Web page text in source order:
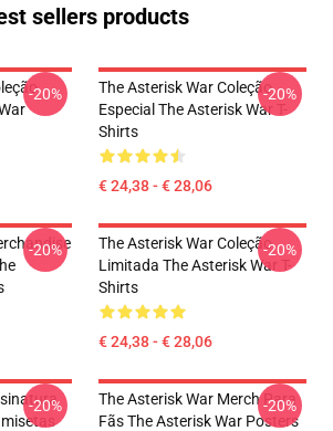
sellers products
-20%
The Asterisk War Coleção
Especial The Asterisk War T-
Shirts
€ 24,38 - € 28,06
-20%
-20%
The Asterisk War Coleção
Limitada The Asterisk War T-
Shirts
€ 24,38 - € 28,06
-20%
-20%
The Asterisk War Merch Para
Fãs The Asterisk War Posters
-20%